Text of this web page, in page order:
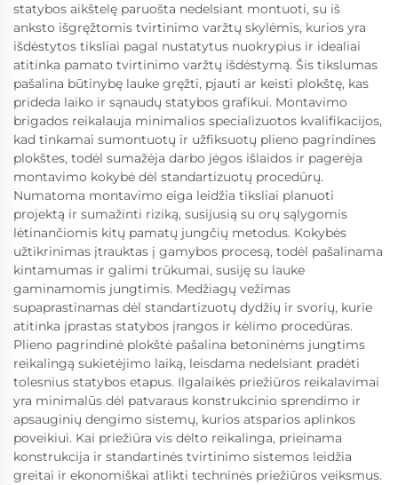
statybos aikštelę paruošta nedelsiant montuoti, su iš
anksto išgręžtomis tvirtinimo varžtų skylėmis, kurios yra
išdėstytos tiksliai pagal nustatytus nuokrypius ir idealiai
atitinka pamato tvirtinimo varžtų išdėstymą. Šis tikslumas
pašalina būtinybę lauke gręžti, pjauti ar keisti plokštę, kas
prideda laiko ir sąnaudų statybos grafikui. Montavimo
brigados reikalauja minimalios specializuotos kvalifikacijos,
kad tinkamai sumontuotų ir užfiksuotų plieno pagrindines
plokštes, todėl sumažėja darbo jėgos išlaidos ir pagerėja
montavimo kokybė dėl standartizuotų procedūrų.
Numatoma montavimo eiga leidžia tiksliai planuoti
projektą ir sumažinti riziką, susijusią su orų sąlygomis
lėtinančiomis kitų pamatų jungčių metodus. Kokybės
užtikrinimas įtrauktas į gamybos procesą, todėl pašalinama
kintamumas ir galimi trūkumai, susiję su lauke
gaminamomis jungtimis. Medžiagų vežimas
supaprastinamas dėl standartizuotų dydžių ir svorių, kurie
atitinka įprastas statybos įrangos ir kėlimo procedūras.
Plieno pagrindinė plokštė pašalina betoninėms jungtims
reikalingą sukietėjimo laiką, leisdama nedelsiant pradėti
tolesnius statybos etapus. Ilgalaikės priežiūros reikalavimai
yra minimalūs dėl patvaraus konstrukcinio sprendimo ir
apsauginių dengimo sistemų, kurios atsparios aplinkos
poveikiui. Kai priežiūra vis dėlto reikalinga, prieinama
konstrukcija ir standartinės tvirtinimo sistemos leidžia
greitai ir ekonomiškai atlikti techninės priežiūros veiksmus.